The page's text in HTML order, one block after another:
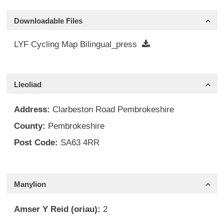
Downloadable Files
LYF Cycling Map Bilingual_press
Lleoliad
Address: Clarbeston Road Pembrokeshire
County: Pembrokeshire
Post Code: SA63 4RR
Manylion
Amser Y Reid (oriau): 2